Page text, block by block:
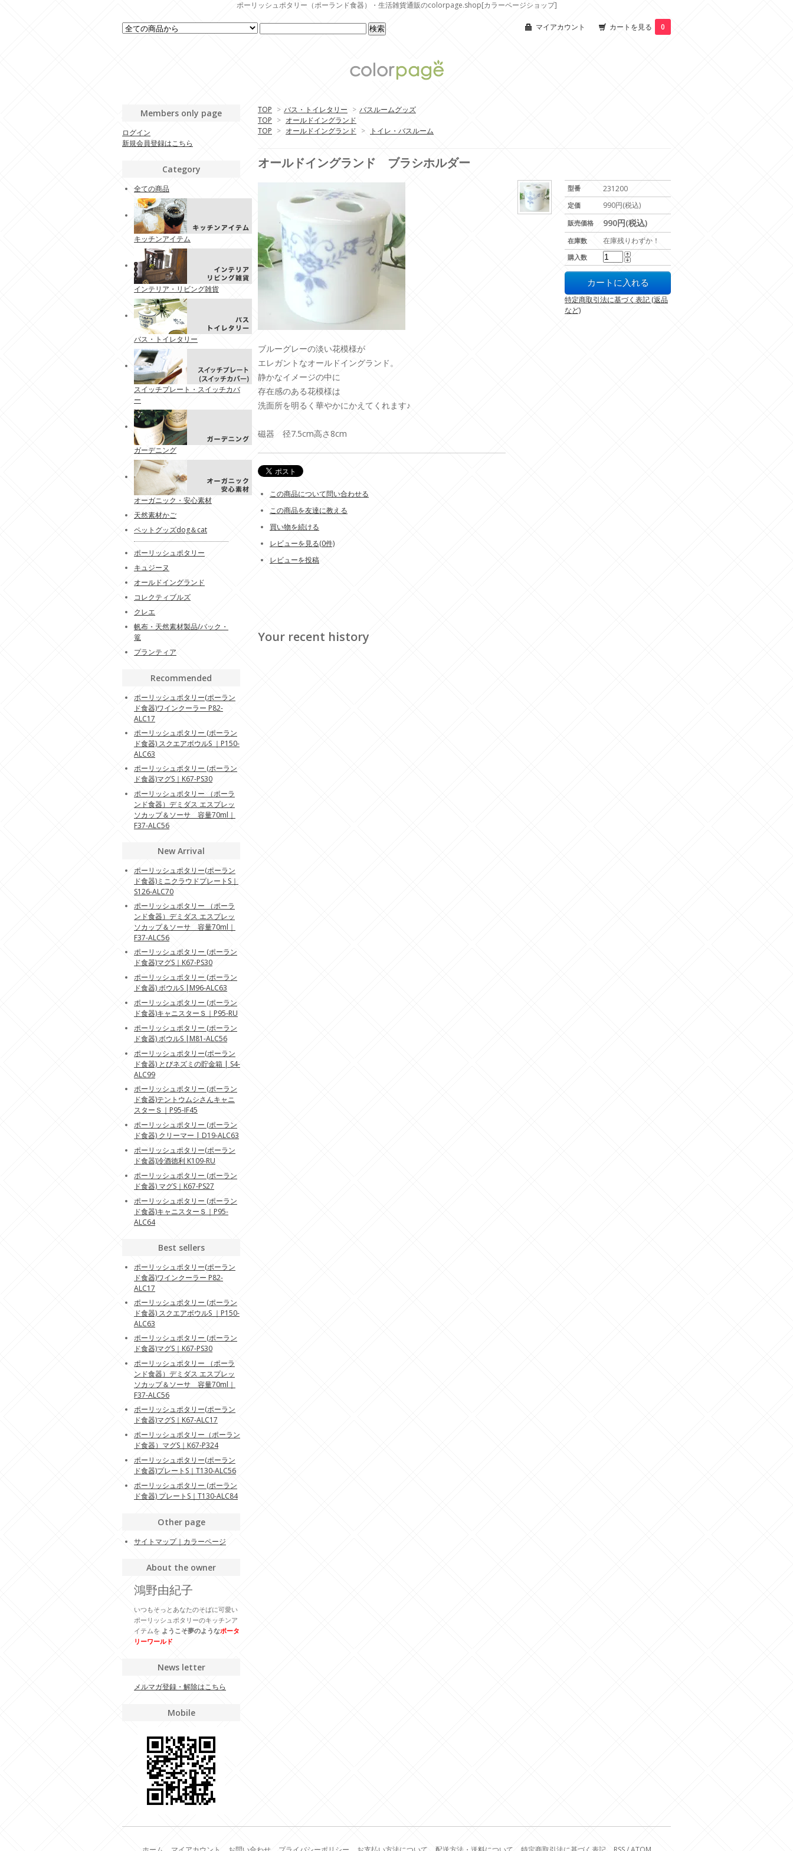
ポーリッシュポタリー（ポーランド食器）・生活雑貨通販のcolorpage.shop[カラーページショップ]
マイアカウント カートを見る 0
TOP > バス・トイレタリー > バスルームグッズ
TOP > オールドイングランド
TOP > オールドイングランド > トイレ・バスルーム
オールドイングランド ブラシホルダー
型番 231200
定価 990円(税込)
販売価格 990円(税込)
在庫数 在庫残りわずか！
購入数
特定商取引法に基づく表記 (返品
など)
ブルーグレーの淡い花模様が
エレガントなオールドイングランド。
静かなイメージの中に
存在感のある花模様は
洗面所を明るく華やかにかえてくれます♪
磁器 径7.5cm高さ8cm
この商品について問い合わせる
この商品を友達に教える
買い物を続ける
レビューを見る(0件)
レビューを投稿
Your recent history
Members only page
ログイン
新規会員登録はこちら
Category
全ての商品
キッチンアイテム
インテリア・リビング雑貨
バス・トイレタリー
スイッチプレート・スイッチカバ
ー
ガーデニング
オーガニック・安心素材
天然素材かご
ペットグッズdog＆cat
ポーリッシュポタリー
キュジーヌ
オールドイングランド
コレクティブルズ
クレエ
帆布・天然素材製品/バック・
篭
プランティア
Recommended
ポーリッシュポタリー(ポーラン
ド食器)ワインクーラー P82-
ALC17
ポーリッシュポタリー (ポーラン
ド食器) スクエアボウルS ｜P150-
ALC63
ポーリッシュポタリー (ポーラン
ド食器)マグS｜K67-PS30
ポーリッシュポタリー （ポーラ
ンド食器）デミダス エスプレッ
ソカップ＆ソーサ 容量70ml｜
F37-ALC56
New Arrival
ポーリッシュポタリー(ポーラン
ド食器)ミニクラウドプレートS｜
S126-ALC70
ポーリッシュポタリー （ポーラ
ンド食器）デミダス エスプレッ
ソカップ＆ソーサ 容量70ml｜
F37-ALC56
ポーリッシュポタリー (ポーラン
ド食器)マグS｜K67-PS30
ポーリッシュポタリー (ポーラン
ド食器) ボウルS |M96-ALC63
ポーリッシュポタリー (ポーラン
ド食器)キャニスターＳ｜P95-RU
ポーリッシュポタリー (ポーラン
ド食器) ボウルS |M81-ALC56
ポーリッシュポタリー(ポーラン
ド食器) とびネズミの貯金箱 | S4-
ALC99
ポーリッシュポタリー (ポーラン
ド食器)テントウムシさんキャニ
スターＳ｜P95-IF45
ポーリッシュポタリー (ポーラン
ド食器) クリーマー | D19-ALC63
ポーリッシュポタリー(ポーラン
ド食器)冷酒徳利 K109-RU
ポーリッシュポタリー (ポーラン
ド食器) マグS｜K67-PS27
ポーリッシュポタリー (ポーラン
ド食器)キャニスターＳ｜P95-
ALC64
Best sellers
ポーリッシュポタリー(ポーラン
ド食器)ワインクーラー P82-
ALC17
ポーリッシュポタリー (ポーラン
ド食器) スクエアボウルS ｜P150-
ALC63
ポーリッシュポタリー (ポーラン
ド食器)マグS｜K67-PS30
ポーリッシュポタリー （ポーラ
ンド食器）デミダス エスプレッ
ソカップ＆ソーサ 容量70ml｜
F37-ALC56
ポーリッシュポタリー(ポーラン
ド食器)マグS｜K67-ALC17
ポーリッシュポタリー（ポーラン
ド食器）マグS｜K67-P324
ポーリッシュポタリー(ポーラン
ド食器)プレートS｜T130-ALC56
ポーリッシュポタリー (ポーラン
ド食器) プレートS｜T130-ALC84
Other page
サイトマップ｜カラーページ
About the owner
鴻野由紀子
いつもそっとあなたのそばに可愛い
ポーリッシュポタリーのキッチンア
イテムを ようこそ夢のようなポータ
リーワールド
News letter
メルマガ登録・解除はこちら
Mobile